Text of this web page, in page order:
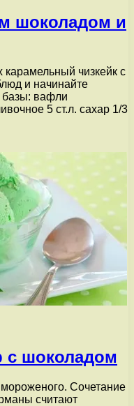
шоколадом и
чизкейк с
и начинайте
базы: вафли
5 ст.л. сахар 1/3
шоколадом
Сочетание
считают